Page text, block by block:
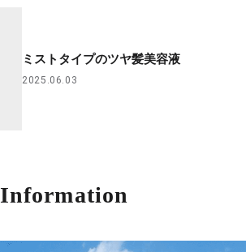
ミストタイプのツヤ髪美容液
2025.06.03
Information